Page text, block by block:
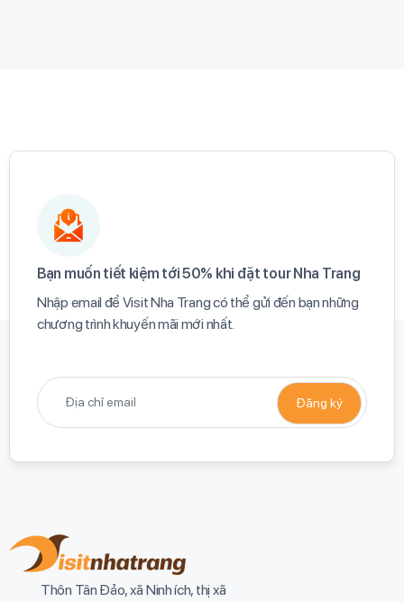
Bạn muốn tiết kiệm tới 50% khi đặt tour Nha Trang​
Nhập email để Visit Nha Trang có thể gửi đến bạn những
chương trình khuyến mãi mới nhất.​
Thôn Tân Đảo, xã Ninh ích, thị xã